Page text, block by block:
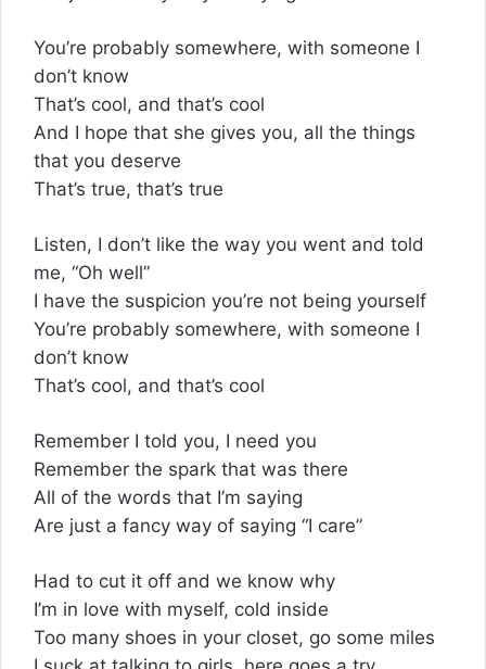
You’re probably somewhere, with someone I
don’t know
That’s cool, and that’s cool
And I hope that she gives you, all the things
that you deserve
That’s true, that’s true
Listen, I don’t like the way you went and told
me, “Oh well”
I have the suspicion you’re not being yourself
You’re probably somewhere, with someone I
don’t know
That’s cool, and that’s cool
Remember I told you, I need you
Remember the spark that was there
All of the words that I’m saying
Are just a fancy way of saying “I care”
Had to cut it off and we know why
I’m in love with myself, cold inside
Too many shoes in your closet, go some miles